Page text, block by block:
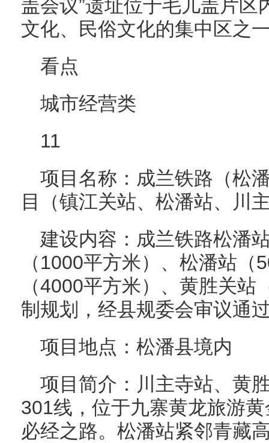
盖会议”遗址位于毛儿盖片
文化、民俗文化的集中区之
看点
城市经营类
11
项目名称：成兰铁路（松
目（镇江关站、松潘站、川
建设内容：成兰铁路松潘
（1000平方米）、松潘站
（4000平方米）、黄胜关
制规划，经县规委会审议通
项目地点：松潘县境内
项目简介：川主寺站、黄
301线，位于九寨黄龙旅游
必经之路。松潘站紧邻青藏